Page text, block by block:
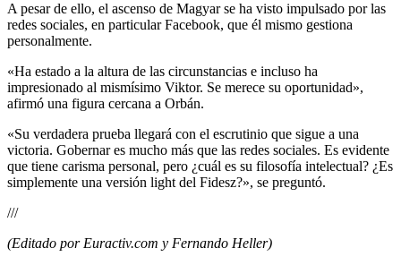
A pesar de ello, el ascenso de Magyar se ha visto impulsado por las
redes sociales, en particular Facebook, que él mismo gestiona
personalmente.
«Ha estado a la altura de las circunstancias e incluso ha
impresionado al mismísimo Viktor. Se merece su oportunidad»,
afirmó una figura cercana a Orbán.
«Su verdadera prueba llegará con el escrutinio que sigue a una
victoria. Gobernar es mucho más que las redes sociales. Es evidente
que tiene carisma personal, pero ¿cuál es su filosofía intelectual? ¿Es
simplemente una versión light del Fidesz?», se preguntó.
///
(Editado por Euractiv.com y Fernando Heller)